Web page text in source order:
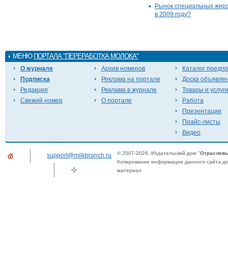
Рынок специальных
в 2009 году?
МЕНЮ ПОРТАЛА "ПЕРЕРАБОТКА МОЛОКА"
О журнале
Подписка
Редакция
Свежий номер
Архив номеров
Реклама на портале
Реклама в журнале
О портале
Каталог
Доска
Товары и услуги
Работа
Презентации
Прайс-листы
Видео
support@milkbranch.ru © 2007-2026. Издательский дом "
Копирование информации данного сайта
материал